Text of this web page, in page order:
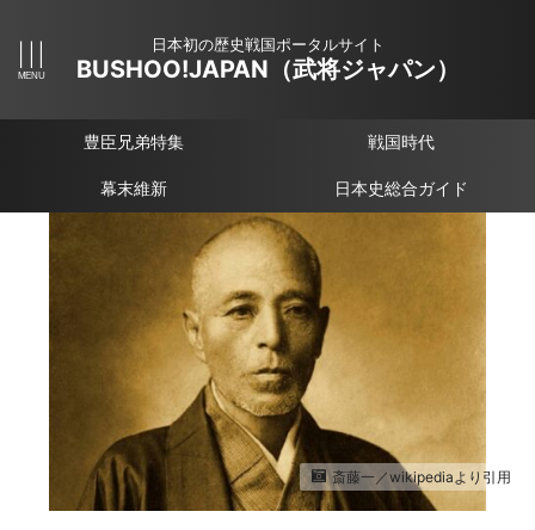
日本初の歴史戦国ポータルサイト
BUSHOO!JAPAN（武将ジャパン）
豊臣兄弟特集 戦国時代
幕末維新 日本史総合ガイド
斎藤一／wikipediaより引用